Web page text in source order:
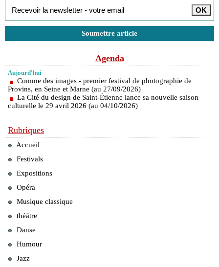
Soumettre article
Agenda
Aujourd'hui
Comme des images - premier festival de photographie de
Provins, en Seine et Marne (au 27/09/2026)
La Cité du design de Saint-Étienne lance sa nouvelle saison
culturelle le 29 avril 2026 (au 04/10/2026)
Rubriques
Accueil
Festivals
Expositions
Opéra
Musique classique
théâtre
Danse
Humour
Jazz